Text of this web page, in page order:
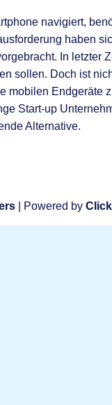
navigiert,
haben
In letzter
sollen. Doch ist
mobilen Endgeräte
Start-up
Alternative.
| Powered by